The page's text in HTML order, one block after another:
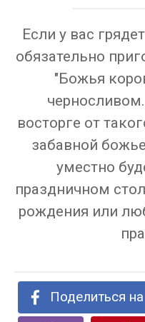
Если у вас
обязательно
"Божья
восторге от
забавной
уместно
праздничном
рождения или
Поделиться